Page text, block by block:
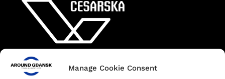
Manage Cookie Consent
Kontakt